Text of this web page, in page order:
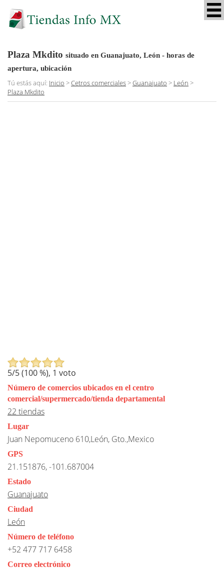
Plaza Mkdito situado en Guanajuato, León - horas de
apertura, ubicación
Tú estás aquí: Inicio >Cetros comerciales>Guanajuato > León >
Plaza Mkdito
5/5 (100%), 1 voto
Número de comercios ubicados en el centro
comercial/supermercado/tienda departamental
22 tiendas
Lugar
Juan Nepomuceno 610,León, Gto.,Mexico
GPS
21.151876, -101.687004
Estado
Guanajuato
Ciudad
León
Número de teléfono
+52 477 717 6458
Correo electrónico